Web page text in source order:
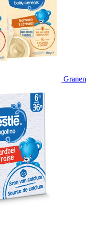
Granen